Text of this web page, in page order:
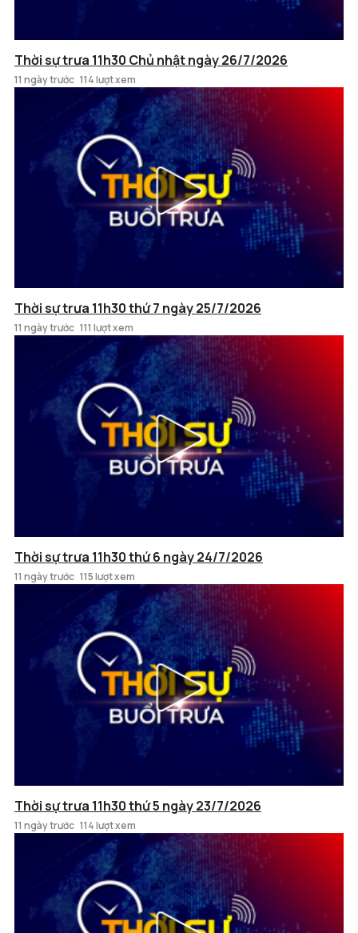
Thời sự trưa 11h30 Chủ nhật ngày 26/7/2026
11 ngày trước 114 lượt xem
Thời sự trưa 11h30 thứ 7 ngày 25/7/2026
11 ngày trước 111 lượt xem
Thời sự trưa 11h30 thứ 6 ngày 24/7/2026
11 ngày trước 115 lượt xem
Thời sự trưa 11h30 thứ 5 ngày 23/7/2026
11 ngày trước 114 lượt xem